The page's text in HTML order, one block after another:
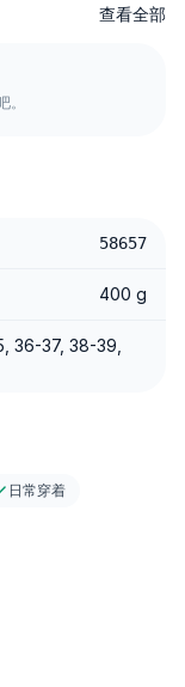
查看全部
58657
400 g
36-37, 38-39,
日常穿着